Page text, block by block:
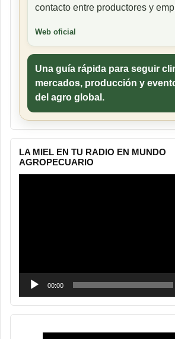
contacto entre productores y
Web oficial
Una guía rápida para seguir
mercados, producción y
del agro global.
LA MIEL EN TU RADIO EN MUNDO
AGROPECUARIO
00:00